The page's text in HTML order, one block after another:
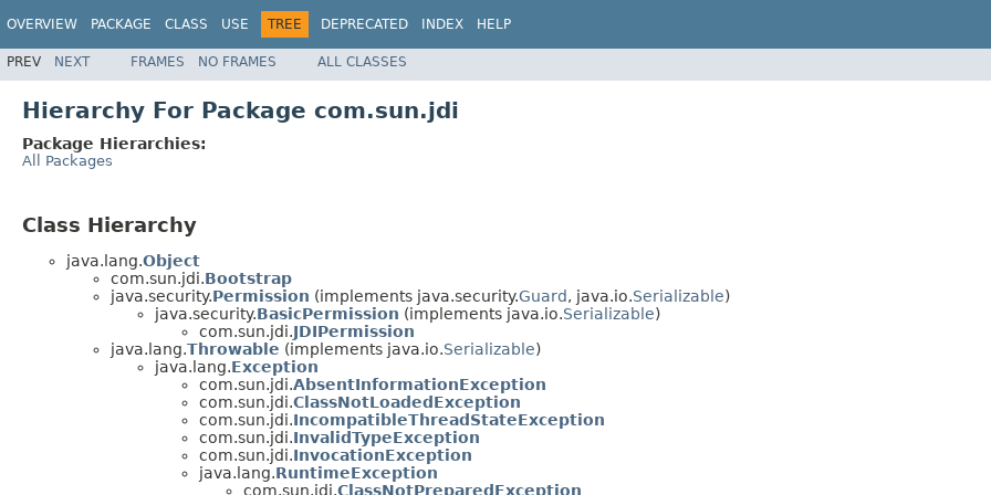
OVERVIEW PACKAGE CLASS USE TREE DEPRECATED INDEX HELP
PREV NEXT FRAMES NO FRAMES ALL CLASSES
Hierarchy For Package com.sun.jdi
Package Hierarchies:
All Packages
Class Hierarchy
java.lang.Object
com.sun.jdi.Bootstrap
java.security.Permission (implements java.security.Guard, java.io.Serializable)
java.security.BasicPermission (implements java.io.Serializable)
com.sun.jdi.JDIPermission
java.lang.Throwable (implements java.io.Serializable)
java.lang.Exception
com.sun.jdi.AbsentInformationException
com.sun.jdi.ClassNotLoadedException
com.sun.jdi.IncompatibleThreadStateException
com.sun.jdi.InvalidTypeException
com.sun.jdi.InvocationException
java.lang.RuntimeException
com.sun.jdi.ClassNotPreparedException